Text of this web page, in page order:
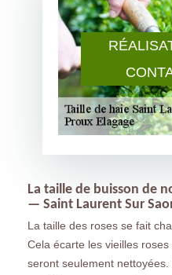
La taille de buisson de
— Saint Laurent Sur
La taille des roses se fait
Cela écarte les vieilles
seront seulement nettoyées.